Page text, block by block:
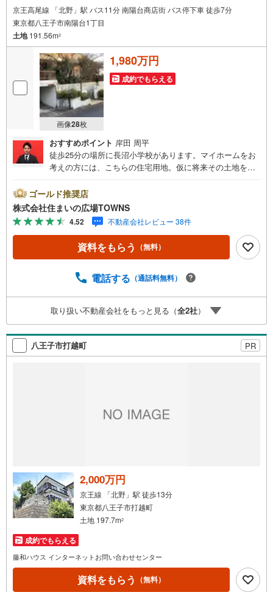
京王高尾線 「北野」駅 バス11分 南陽台商店街 バス停下車 徒歩7分
東京都八王子市南陽台1丁目
土地191.56m2
画像28枚
1,980万円
成約でもらえる
おすすめポイント 岸田 周平
徒歩25分の場所に長沼小学校があります。マイホームをお
考えの方には、こちらの住宅用地。仮に将来その土地を売
も第一種低層住居専用地域のメリットです。通風採光やプ
ライバシーが確保しやすく、また良い眺望が期待できる傾
斜地。こちらの売地は、土地の購入を検討されている方に
イチオシとなっております。土地面積は191.56平米（公
簿）です。【年中無休/9:00～21:00】人気物件は特にお問
い合わせが集中するため、お早めにお電話下さい。「室
ムーズです。■その他、各種ご相談も承っております。○住
いの広場TOWNSからお客様へ経験豊富なスタッフが親身に
なってお客様に合った物件をご紹介させて頂きます！ /他社
様掲載物件も併せてご紹介可能ですのでお気軽にお問い合
わせ下さい♪駐車場もございますので、お車でのお越しも
大歓迎です！
ゴールド推奨店
株式会社住まいの広場TOWNS
4.52 不動産会社レビュー 38件
資料をもらう （無料）
電話する （通話料無料）
取り扱い不動産会社をもっと見る（全2社）
八王子市打越町 PR
2,000万円
京王線 「北野」駅 徒歩13分
東京都八王子市打越町
土地 197.7m2
成約でもらえる
藤和ハウス インターネットお問い合わせセンター
資料をもらう （無料）